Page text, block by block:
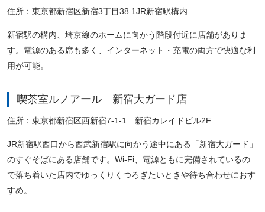
住所：東京都新宿区新宿3丁目38 1JR新宿駅構内
新宿駅の構内、埼京線のホームに向かう階段付近に店舗がありま
す。電源のある席も多く、インターネット・充電の両方で快適な利
用が可能。
喫茶室ルノアール 新宿大ガード店
住所：東京都新宿区西新宿7-1-1 新宿カレイドビル2F
JR新宿駅西口から西武新宿駅に向かう途中にある「新宿大ガード」
のすぐそばにある店舗です。Wi-Fi、電源ともに完備されているの
で落ち着いた店内でゆっくりくつろぎたいときや待ち合わせにおす
すめ。